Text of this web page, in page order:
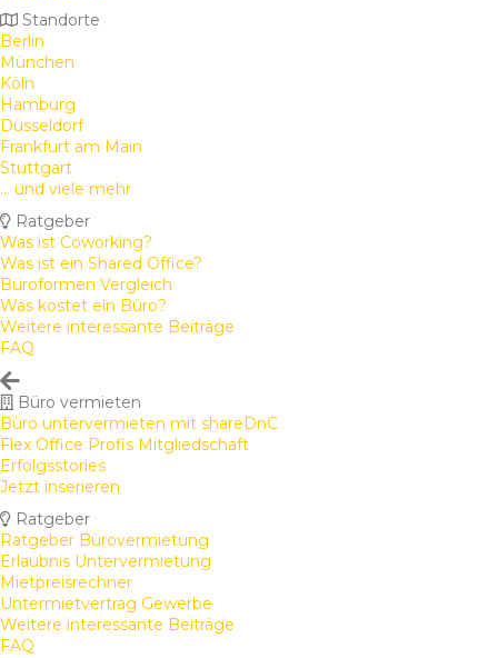
Standorte
Berlin
München
Köln
Hamburg
Düsseldorf
Frankfurt am Main
Stuttgart
... und viele mehr
Ratgeber
Was ist Coworking?
Was ist ein Shared Office?
Büroformen Vergleich
Was kostet ein Büro?
Weitere interessante Beiträge
FAQ
Büro vermieten
Büro untervermieten mit shareDnC
Flex Office Profis Mitgliedschaft
Erfolgsstories
Jetzt inserieren
Ratgeber
Ratgeber Bürovermietung
Erlaubnis Untervermietung
Mietpreisrechner
Untermietvertrag Gewerbe
Weitere interessante Beiträge
FAQ